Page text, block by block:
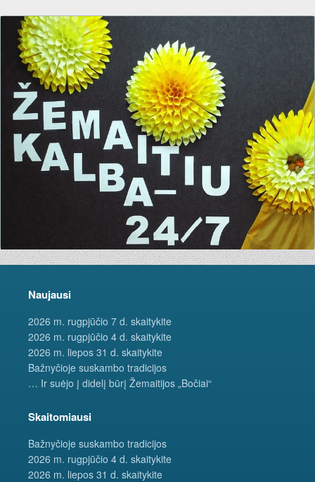
Naujausi
2026 m. rugpjūčio 7 d. skaitykite
2026 m. rugpjūčio 4 d. skaitykite
2026 m. liepos 31 d. skaitykite
Bažnyčioje suskambo tradicijos
… Ir suėjo į didelį būrį Žemaitijos „Bočiai“
Skaitomiausi
Bažnyčioje suskambo tradicijos
2026 m. rugpjūčio 4 d. skaitykite
2026 m. liepos 31 d. skaitykite